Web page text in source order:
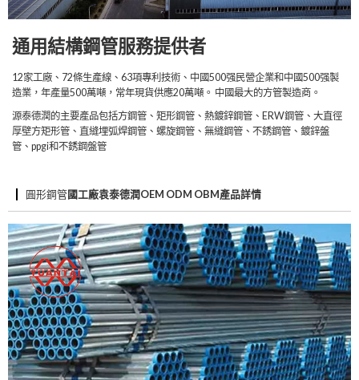
通用結構鋼管服務提供者
12家工廠、72條生產線、63項專利技術、中國500强民營企業和中國500强製
造業，年產量500萬噸，常年現貨供應20萬噸。 中國最大的方管製造商。
源泰德潤的主要產品包括方鋼管、矩形鋼管、熱鍍鋅鋼管、ERW鋼管、大直徑
厚壁方矩形管、直縫埋弧焊鋼管、螺旋鋼管、無縫鋼管、不銹鋼管、鍍鋅盤
管、ppgi和不銹鋼盤管
圓形鋼管國工廠袁泰德潤OEM ODM OBM產品詳情